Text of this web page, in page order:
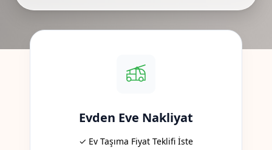
Evden Eve Nakliyat
✓ Ev Taşıma Fiyat Teklifi İste